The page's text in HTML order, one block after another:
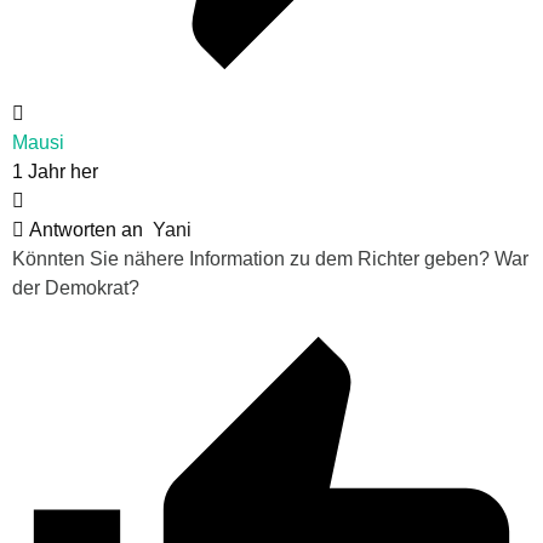
Mausi
1 Jahr her
Antworten an Yani
Könnten Sie nähere Information zu dem Richter geben? War
der Demokrat?